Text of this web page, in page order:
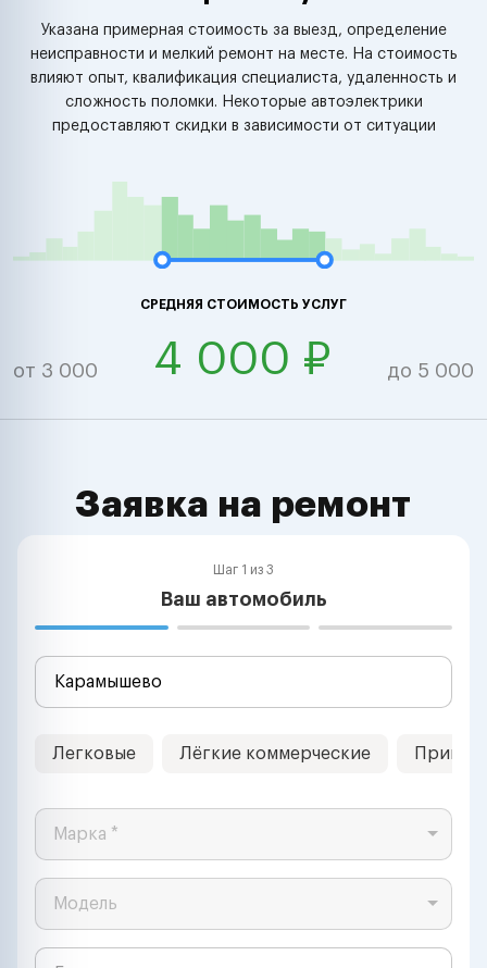
Указана примерная стоимость за выезд, определение
неисправности и мелкий ремонт на месте. На стоимость
влияют опыт, квалификация специалиста, удаленность и
сложность поломки. Некоторые автоэлектрики
предоставляют скидки в зависимости от ситуации
СРЕДНЯЯ СТОИМОСТЬ УСЛУГ
от 3 000 4 000 ₽ до 5 000
Заявка на ремонт
Шаг 1 из 3
Ваш автомобиль
Легковые Лёгкие коммерческие
Марка *
Модель